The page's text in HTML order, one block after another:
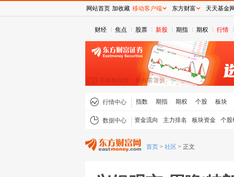
财经 焦点 股票 新股 期指 期权 行情
行情中心 指数 期指 期权 个股 板块
数据中心 资金流向 主力排名 板块资金 个股
首页 > 社区 > 正文
网站首页 加收藏 移动客户端 东方财富 天天基金网